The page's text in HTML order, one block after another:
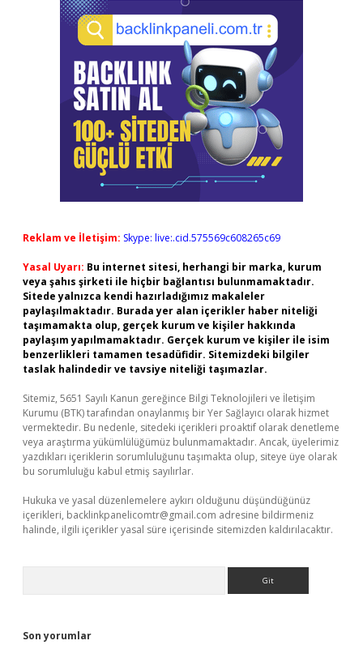
Reklam ve İletişim: Skype: live:.cid.575569c608265c69
Yasal Uyarı: Bu internet sitesi, herhangi bir marka, kurum
veya şahıs şirketi ile hiçbir bağlantısı bulunmamaktadır.
Sitede yalnızca kendi hazırladığımız makaleler
paylaşılmaktadır. Burada yer alan içerikler haber niteliği
taşımamakta olup, gerçek kurum ve kişiler hakkında
paylaşım yapılmamaktadır. Gerçek kurum ve kişiler ile isim
benzerlikleri tamamen tesadüfidir. Sitemizdeki bilgiler
taslak halindedir ve tavsiye niteliği taşımazlar.
Sitemiz, 5651 Sayılı Kanun gereğince Bilgi Teknolojileri ve İletişim
Kurumu (BTK) tarafından onaylanmış bir Yer Sağlayıcı olarak hizmet
vermektedir. Bu nedenle, sitedeki içerikleri proaktif olarak denetleme
veya araştırma yükümlülüğümüz bulunmamaktadır. Ancak, üyelerimiz
yazdıkları içeriklerin sorumluluğunu taşımakta olup, siteye üye olarak
bu sorumluluğu kabul etmiş sayılırlar.
Hukuka ve yasal düzenlemelere aykırı olduğunu düşündüğünüz
içerikleri, backlinkpanelicomtr@gmail.com adresine bildirmeniz
halinde, ilgili içerikler yasal süre içerisinde sitemizden kaldırılacaktır.
Son yorumlar